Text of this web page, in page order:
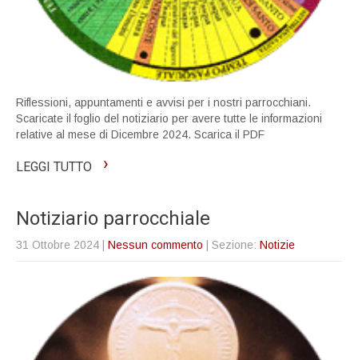
Riflessioni, appuntamenti e avvisi per i nostri parrocchiani.
Scaricate il foglio del notiziario per avere tutte le informazioni
relative al mese di Dicembre 2024. Scarica il PDF
LEGGI TUTTO ›
Notiziario parrocchiale
31 Ottobre 2024 Nessun commento | Sezione: Notizie